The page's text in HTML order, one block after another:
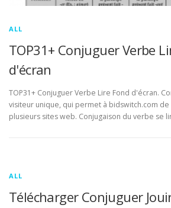
ALL
TOP31+ Conjuguer Verbe
d'écran
TOP31+ Conjuguer Verbe Lire Fond d'écran.
visiteur unique, qui permet à bidswitch.com
plusieurs sites web. Conjugaison du verbe se
ALL
Télécharger Conjuguer